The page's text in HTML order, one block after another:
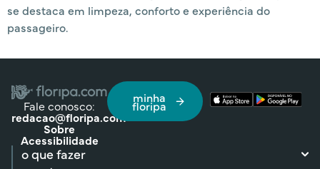
se destaca em limpeza, conforto e experiência do
passageiro.
Fale conosco:
redacao@floripa.com
Sobre
Acessibilidade
minha
floripa
o que fazer